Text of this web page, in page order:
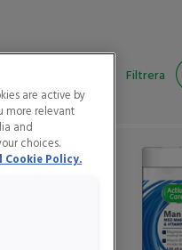
Filtrera
are active by
more relevant
and
choices.
Cookie Policy.